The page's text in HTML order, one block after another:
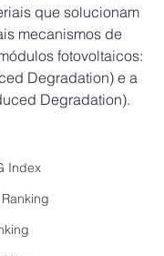
Index
que solucionam
mecanismos de
fotovoltaicos:
Degradation) e a
Degradation).